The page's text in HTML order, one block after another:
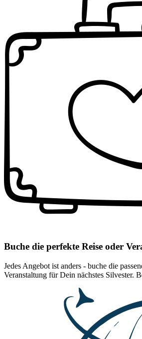
Buche die perfekte Reise oder
Jedes Angebot ist anders - buche die
Veranstaltung für Dein nächstes Silvester.